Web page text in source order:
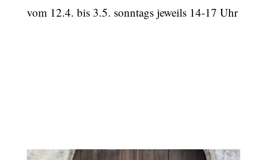
vom 12.4. bis 3.5. sonntags jeweils 14-17 Uhr